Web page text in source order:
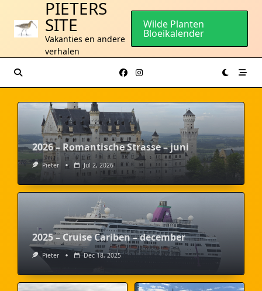
naar
PIETERS
SITE
Vakanties en andere
verhalen
Wilde Planten
Bloeikalender
2026 – Romantische Strasse – juni
Pieter Jul 2, 2026
2025 – Cruise Cariben – december
Pieter Dec 18, 2025